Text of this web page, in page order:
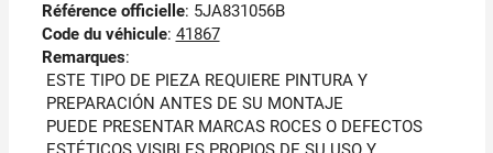
Référence officielle: 5JA831056B
Code du véhicule: 41867
Remarques:
ESTE TIPO DE PIEZA REQUIERE PINTURA Y
PREPARACIÓN ANTES DE SU MONTAJE
PUEDE PRESENTAR MARCAS ROCES O DEFECTOS